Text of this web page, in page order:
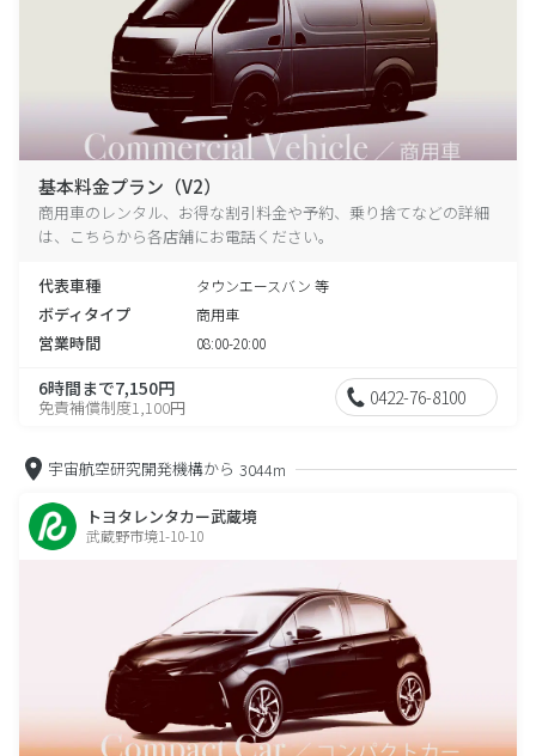
基本料金プラン（V2）
商用車のレンタル、お得な割引料金や予約、乗り捨てなどの詳細
は、こちらから各店舗にお電話ください。
代表車種 タウンエースバン 等
ボディタイプ 商用車
営業時間 08:00-20:00
6時間まで7,150円
免責補償制度1,100円 0422-76-8100
宇宙航空研究開発機構から 3044m
トヨタレンタカー武蔵境
武蔵野市境1-10-10